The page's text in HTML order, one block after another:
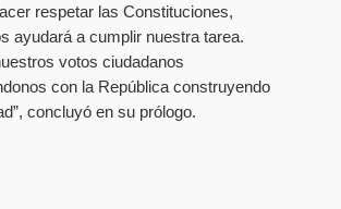
respetar las Constituciones,
ayudará a cumplir nuestra tarea.
votos ciudadanos
con la República construyendo
concluyó en su prólogo.